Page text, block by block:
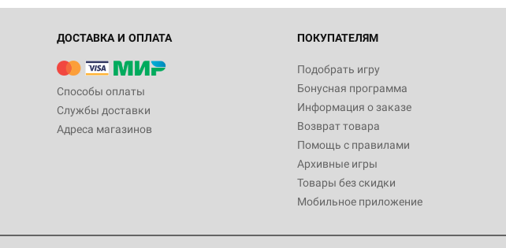
ДОСТАВКА И ОПЛАТА
Способы оплаты
Службы доставки
Адреса магазинов
ПОКУПАТЕЛЯМ
Подобрать игру
Бонусная программа
Информация о заказе
Возврат товара
Помощь с правилами
Архивные игры
Товары без скидки
Мобильное приложение